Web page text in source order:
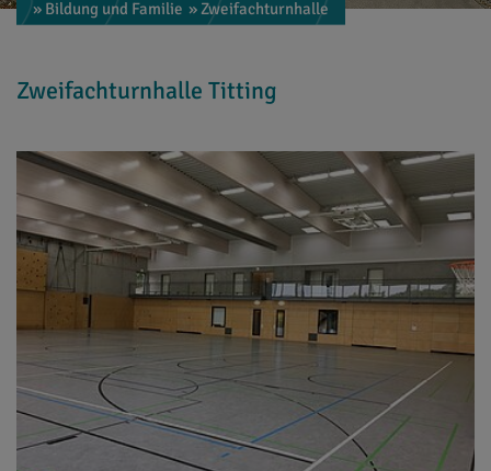
» Bildung und Familie » Zweifachturnhalle
Zweifachturnhalle Titting